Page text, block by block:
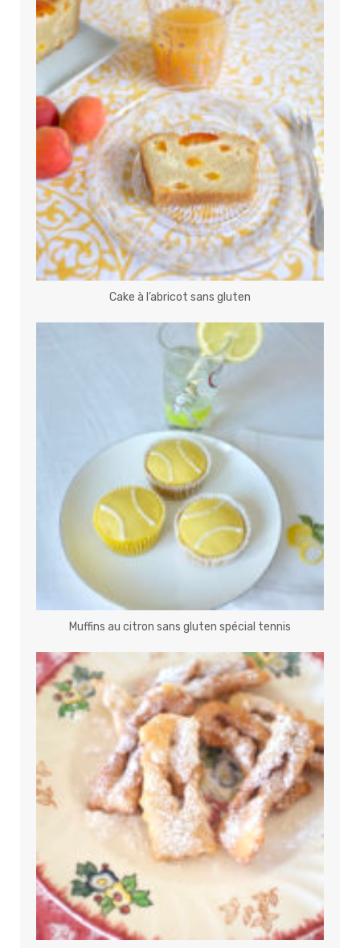
Cake à l’abricot sans gluten
Muffins au citron sans gluten spécial tennis